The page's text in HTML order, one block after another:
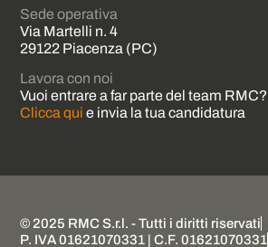
Sede operativa
Via Martelli n. 4
29122 Piacenza (PC)
Lavora con noi
Vuoi entrare a far parte del team RMC?
Clicca quie invia la tua candidatura
© 2025 RMC S.r.l. - Tutti i diritti riservati
P. IVA 01621070331 | C.F. 01621070331